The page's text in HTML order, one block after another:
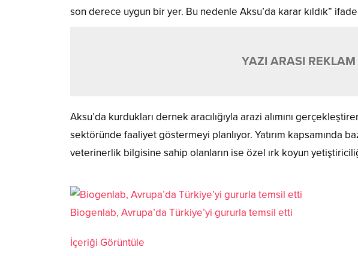
son derece uygun bir yer. Bu nedenle Aksu’da karar kıldık”
YAZI ARASI
Aksu’da kurdukları dernek aracılığıyla arazi alımını
sektöründe faaliyet göstermeyi planlıyor. Yatırım kapsamında
veterinerlik bilgisine sahip olanların ise özel ırk koyun
Biogenlab, Avrupa’da Türkiye’yi gururla temsil etti
İçeriği Görüntüle